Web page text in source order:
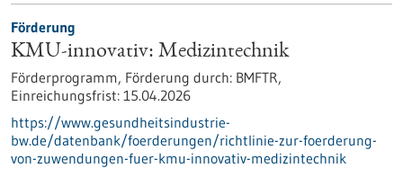
Förderung
KMU-innovativ: Medizintechnik
Förderprogramm, Förderung durch: BMFTR,
Einreichungsfrist: 15.04.2026
https://www.gesundheitsindustrie-
bw.de/datenbank/foerderungen/richtlinie-zur-foerderung-
von-zuwendungen-fuer-kmu-innovativ-medizintechnik